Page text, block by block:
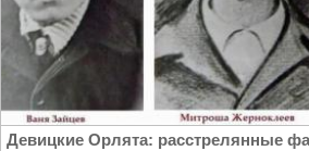
Девицкие Орлята: расстрелянные